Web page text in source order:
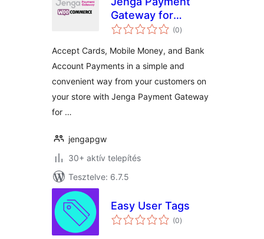
Gateway for
WooCommerce
(0értékelés
összesen
)
Accept Cards, Mobile Money, and Bank
Account Payments in a simple and
convenient way from your customers on
your store with Jenga Payment Gateway
for …
jengapgw
30+ aktív telepítés
Tesztelve: 6.7.5
Easy User Tags
(0értékelés
összesen
)